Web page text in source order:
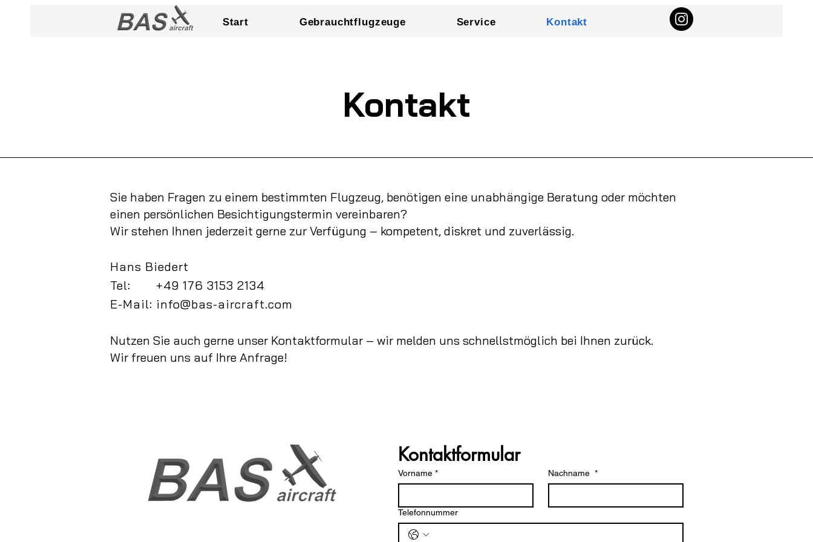
Start Gebrauchtflugzeuge Service Kontakt
Kontakt
Sie haben Fragen zu einem bestimmten Flugzeug, benötigen eine unabhängige Beratung oder möchten
einen persönlichen Besichtigungstermin vereinbaren?
Wir stehen Ihnen jederzeit gerne zur Verfügung – kompetent, diskret und zuverlässig.
Hans Biedert
Tel: +49 176 3153 2134
E-Mail: info@bas-aircraft.com
Nutzen Sie auch gerne unser Kontaktformular – wir melden uns schnellstmöglich bei Ihnen zurück.
Wir freuen uns auf Ihre Anfrage!
Kontaktformular
Vorname * Nachname *
Telefonnummer